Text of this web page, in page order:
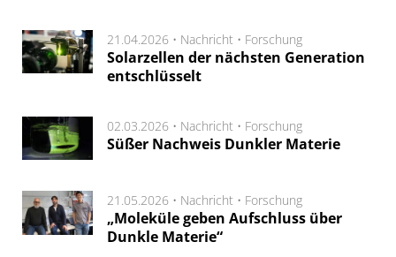
21.04.2026 • Nachricht • Forschung
Solarzellen der nächsten Generation
entschlüsselt
02.03.2026 • Nachricht • Forschung
Süßer Nachweis Dunkler Materie
21.05.2026 • Nachricht • Forschung
„Moleküle geben Aufschluss über
Dunkle Materie“